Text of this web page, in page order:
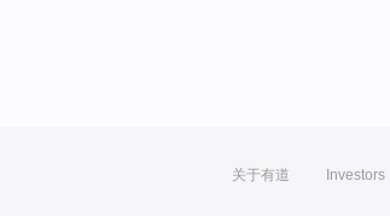
关于有道 Investors